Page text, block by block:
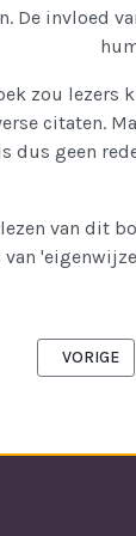
De invloed
zou lezers
citaten.
dus geen
van dit
van
VORIG
VORIGE